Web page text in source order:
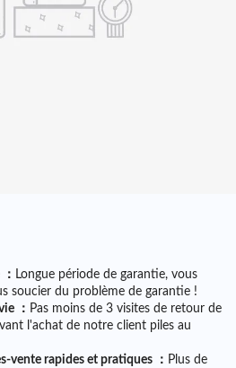
Longue période de garantie, vous
soucier du problème de garantie !
： Pas moins de 3 visites de retour de
l'achat de notre client piles au
vente rapides et pratiques ： Plus de